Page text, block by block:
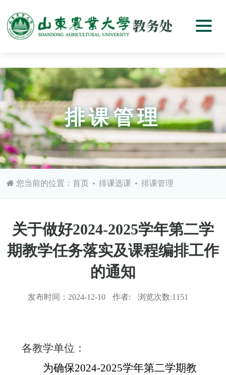
排课管理
您当前的位置：首页 排课选课 排课管理
关于做好2024-2025学年第二学
期教学任务落实及课程编排工作
的通知
发布时间： 2024-12-10 作者: 浏览次数:1151
各教学单位：
为确保2024-2025学年第二学期教